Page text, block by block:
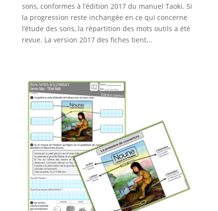
sons, conformes à l’édition 2017 du manuel Taoki. Si
la progression reste inchangée en ce qui concerne
l’étude des sons, la répartition des mots outils a été
revue. La version 2017 des fiches tient...